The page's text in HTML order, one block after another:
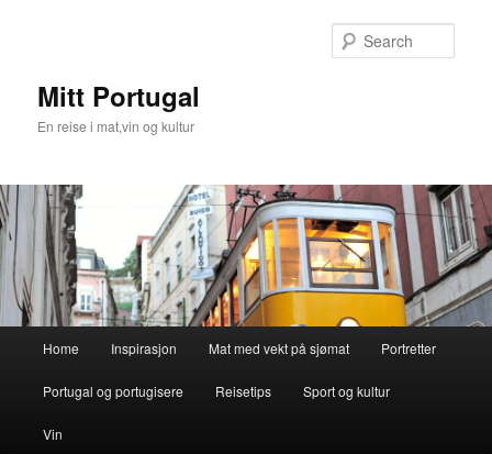
Mitt Portugal
En reise i mat,vin og kultur
Home Inspirasjon Mat med vekt på sjømat Portretter
Portugal og portugisere Reisetips Sport og kultur
Vin